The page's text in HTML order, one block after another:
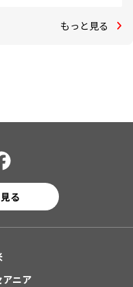
もっと見る
る
アニア